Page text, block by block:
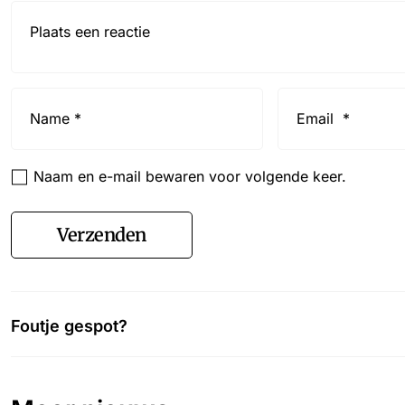
Naam en e-mail bewaren voor volgende keer.
Verzenden
Foutje gespot?